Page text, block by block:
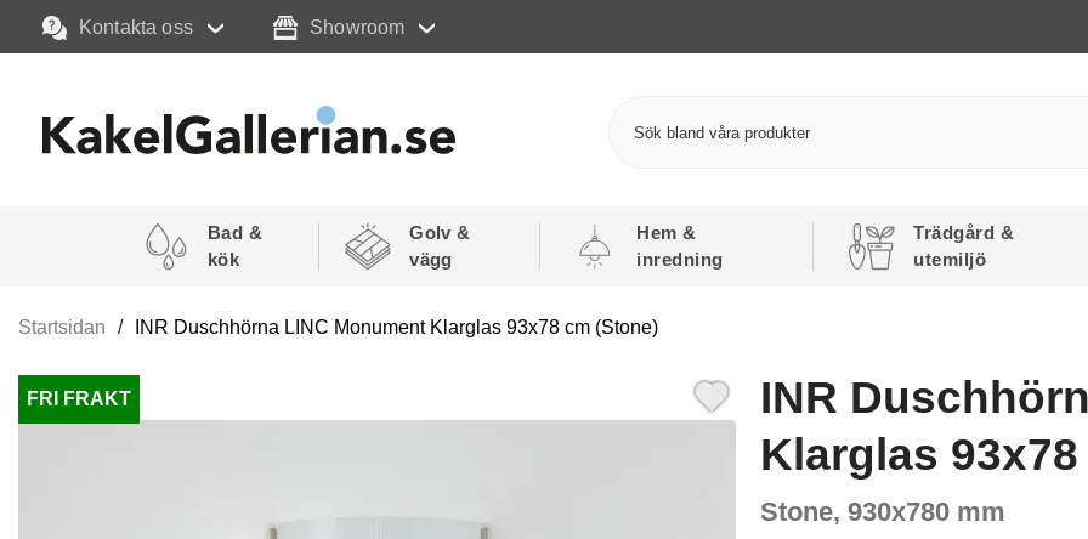
Kontakta oss Showroom
Bad &
kök
Golv &
vägg
Hem &
inredning
Trädgård &
utemiljö
Startsidan INR Duschhörna LINC Monument Klarglas 93x78 cm (Stone)
FRI FRAKT
INR
Klarglas 93x78
Stone, 930x780 mm